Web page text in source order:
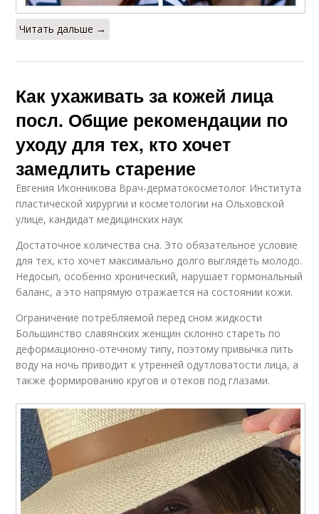
Читать дальше →
Как ухаживать за кожей лица
посл. Общие рекомендации по
уходу для тех, кто хочет
замедлить старение
Евгения Иконникова Врач-дерматокосметолог Института
пластической хирургии и косметологии на Ольховской
улице, кандидат медицинских наук
Достаточное количества сна. Это обязательное условие
для тех, кто хочет максимально долго выглядеть молодо.
Недосып, особенно хронический, нарушает гормональный
баланс, а это напрямую отражается на состоянии кожи.
Ограничение потребляемой перед сном жидкости
Большинство славянских женщин склонно стареть по
деформационно-отечному типу, поэтому привычка пить
воду на ночь приводит к утренней одутловатости лица, а
также формированию кругов и отеков под глазами.